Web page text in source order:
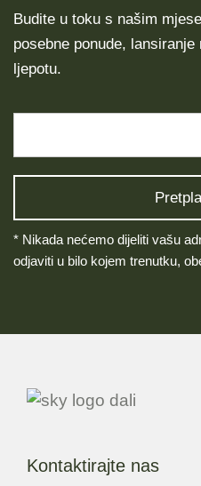
Budite u toku s našim
posebne ponude,
ljepotu.
* Nikada nećemo dijeliti vašu
odjaviti u bilo kojem trenutku,
Kontaktirajte nas